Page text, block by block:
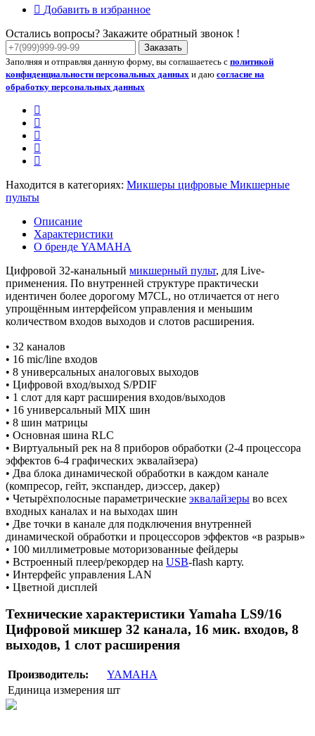
Добавить в избранное
Остались вопросы? Закажите обратный звонок !
Заказать
Заполняя и отправляя данную форму, вы соглашаетесь с политикой
конфиденциальности персональных данных и даю согласие на
обработку персональных данных
Находится в категориях: Микшеры цифровые Микшерные
пульты
Описание
Характеристики
О бренде YAMAHA
Цифровой 32-канальный микшерный пульт, для Live-
применения. По внутренней структуре практически
идентичен более дорогому M7CL, но отличается от него
упрощённым интерфейсом управления и меньшим
количеством входов выходов и слотов расширения.
• 32 каналов
• 16 mic/line входов
• 8 универсальных аналоговых выходов
• Цифровой вход/выход S/PDIF
• 1 слот для карт расширения входов/выходов
• 16 универсальный MIX шин
• 8 шин матрицы
• Основная шина RLC
• Виртуальный рек на 8 приборов обработки (2-4 процессора
эффектов 6-4 графических эквалайзера)
• Два блока динамической обработки в каждом канале
(компресор, гейт, экспандер, диэссер, дакер)
• Четырёхполосные параметрические эквалайзеры во всех
входных каналах и на выходах шин
• Две точки в канале для подключения внутренней
динамической обработки и процессоров эффектов «в разрыв»
• 100 миллиметровые моторизованные фейдеры
• Встроенный плеер/рекордер на USB-flash карту.
• Интерфейс управления LAN
• Цветной дисплей
Технические характеристики Yamaha LS9/16
Цифровой микшер 32 канала, 16 мик. входов, 8
выходов, 1 слот расширения
Производитель:
YAMAHA
Единица измерения шт